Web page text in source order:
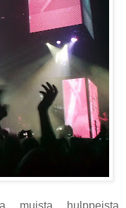
muista hulppeista